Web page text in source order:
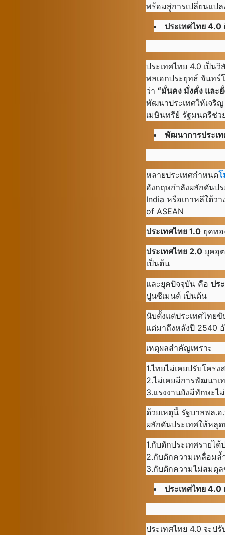
พร้อมสู่การเปลี่ยนแป
ประเทศไทย 4.0
ประเทศไทย 4.0 เป็นวิ
พลเอกประยุทธ์ จันท
ว่า “มั่นคง มั่งคั่ง และ
พัฒนาประเทศให้เจริ
เมษินทรีย์ รัฐมนตรีช่
พัฒนาการประเ
หลายประเทศกำหนดโ
อังกฤษกำลังผลักดันป
India หรือเกาหลีใต้ว
of ASEAN
ประเทศไทย 1.0ยุคทอ
ประเทศไทย 2.0ยุคอุต
เป็นต้น
และยุคปัจจุบัน คือ ปร
ปูนซีเมนต์ เป็นต้น
นับตั้งแต่ประเทศไทย
แต่มาถึงหลังปี 2540
เหตุผลสำคัญเพราะ
1.ไทยไม่เคยปรับโคร
2.ไม่เคยมีการพัฒนาเ
3.แรงงานยังมีทักษะ
ด้วยเหตุนี้ รัฐบาลพล.
ผลักดันประเทศให้หลุ
1.กับดักประเทศรายไ
2.กับดักความเหลื่อมล้
3.กับดักความไม่สมดุ
ประเทศไทย 4.0
ประเทศไทย 4.0 จะปรั